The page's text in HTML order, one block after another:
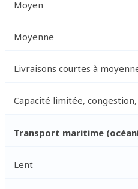
Moyen
Moyenne
Livraisons courtes à
Capacité limitée,
Transport maritime
Lent